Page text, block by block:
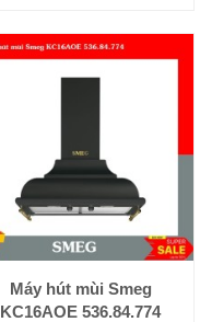
Máy hút mùi Smeg
KC16AOE 536.84.774